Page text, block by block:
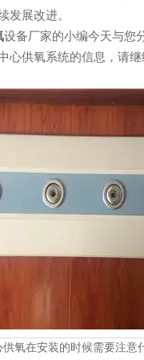
发展改进。
设备厂家的小编今天与您
心供氧系统的信息，请
供氧在安装的时候需要注意